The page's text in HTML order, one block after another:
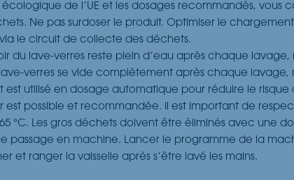
de l’UE et les dosages recommandés, vous
Ne pas surdoser le produit. Optimiser le
via le circuit de collecte des déchets.
du lave-verres reste plein d’eau après chaque
lave-verres se vide complètement après chaque
est utilisé en dosage automatique pour réduire le
est possible et recommandée. Il est important de
°C. Les gros déchets doivent être éliminés avec une
passage en machine. Lancer le programme de la
et ranger la vaisselle après s’être lavé les mains.